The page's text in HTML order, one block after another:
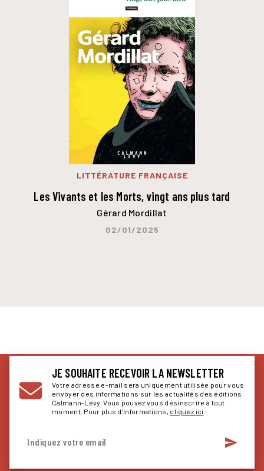
LITTÉRATURE FRANÇAISE
Les Vivants et les Morts, vingt ans plus tard
Gérard Mordillat
02/01/2025
JE SOUHAITE RECEVOIR LA NEWSLETTER
Votre adresse e-mail sera uniquement utilisée pour vous
envoyer des informations sur les actualités des éditions
Calmann-Lévy. Vous pouvez vous désinscrire à tout
moment. Pour plus d’informations, cliquez ici
Indiquez votre email send